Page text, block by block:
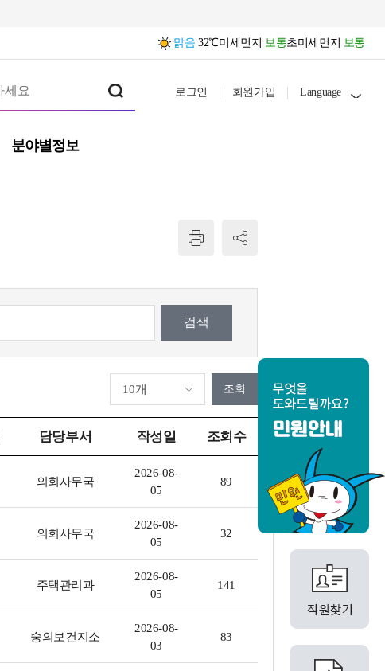
맑음 32℃미세먼지 보통초미세먼지 보통
분야별정보
로그인 회원가입 Language
조회
담당부서 작성일 조회수
의회사무국
2026-08-
05
89
의회사무국
2026-08-
05
32
주택관리과
2026-08-
05
141
숭의보건지소
2026-08-
03
83